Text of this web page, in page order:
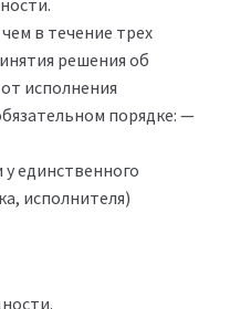
в течение трех
решения об
исполнения
порядке: —
единственного
исполнителя)